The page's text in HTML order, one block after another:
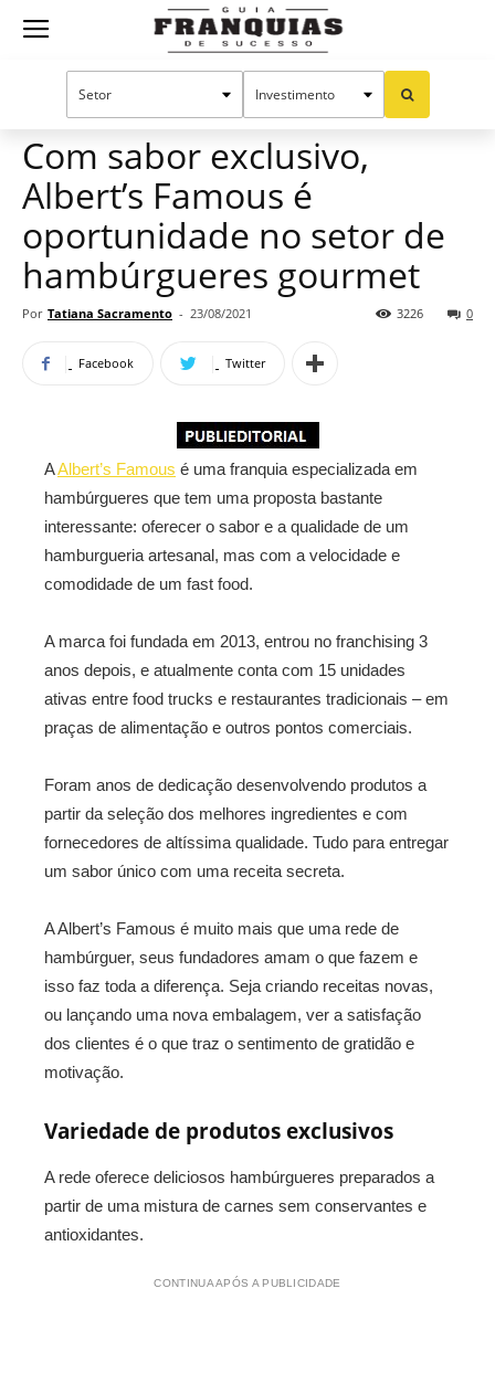
Guia
Sucesso
Mercado de franquias Publieditorial
Com sabor exclusivo,
Albert’s Famous é
oportunidade no setor de
hambúrgueres gourmet
Por Tatiana Sacramento - 23/08/2021 0
3226
Facebook Twitter
AAlbert’s Famous é uma franquia especializada em
hambúrgueres que tem uma proposta bastante
interessante: oferecer o sabor e a qualidade de um
hamburgueria artesanal, mas com a velocidade e
comodidade de um fast food.
A marca foi fundada em 2013, entrou no franchising 3
anos depois, e atualmente conta com 15 unidades
ativas entre food trucks e restaurantes tradicionais – em
praças de alimentação e outros pontos comerciais.
Foram anos de dedicação desenvolvendo produtos a
partir da seleção dos melhores ingredientes e com
fornecedores de altíssima qualidade. Tudo para entregar
um sabor único com uma receita secreta.
A Albert’s Famous é muito mais que uma rede de
hambúrguer, seus fundadores amam o que fazem e
isso faz toda a diferença. Seja criando receitas novas,
ou lançando uma nova embalagem, ver a satisfação
dos clientes é o que traz o sentimento de gratidão e
motivação.
Variedade de produtos exclusivos
A rede oferece deliciosos hambúrgueres preparados a
partir de uma mistura de carnes sem conservantes e
antioxidantes.
CONTINUA APÓS A PUBLICIDADE